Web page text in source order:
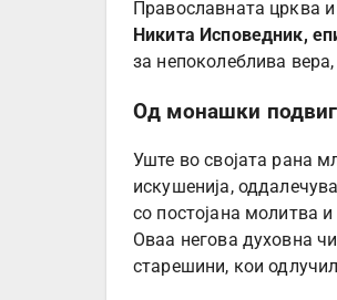
Православната црква
Никита Исповедник,
за непоколеблива
Од монашки подвиг
Уште во својата рана
искушенија,
со постојана молитва
Оваа негова духовна
старешини, кои